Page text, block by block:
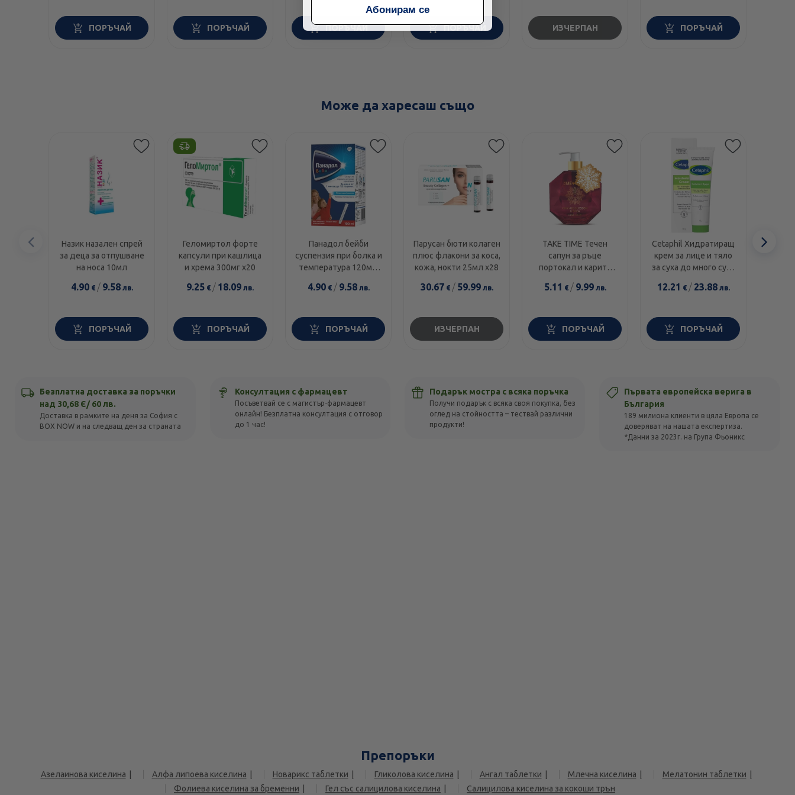
ПОРЪЧАЙ ПОРЪЧАЙ ПОРЪЧАЙ ПОРЪЧАЙ ИЗЧЕРПАН ПОРЪЧАЙ
Може да харесаш също
Назик назален спрей
за деца за отпушване
на носа 10мл
4.90€ / 9.58лв.
ПОРЪЧАЙ
Геломиртол форте
капсули при кашлица
и хрема 300мг х20
9.25 € / 18.09 лв.
ПОРЪЧАЙ
Панадол бейби
суспензия при болка и
температура 120мг/
4.90€ / 9.58лв.
ПОРЪЧАЙ
Парусан бюти колаген
плюс флакони за коса,
кожа, нокти 25мл х28
30.67 € / 59.99лв.
ИЗЧЕРПАН
TAKE TIME Течен
сапун за ръце
портокал и карите
5.11 € / 9.99лв.
ПОРЪЧАЙ
Cetaphil Хидратиращ
крем за лице и тяло
за суха до много суха
100г
12.21 € / 23.88лв.
ПОРЪЧАЙ
Предишен
елемент
Безплатна доставка за поръчки
над 30,68 Є/ 60 лв.
Доставка в рамките на деня за София с
BOX NOW и на следващ ден за страната
Консултация с фармацевт
Посъветвай се с магистър-фармацевт
онлайн! Безплатна консултация с отговор
до 1 час!
Подарък мостра с всяка поръчка
Получи подарък с всяка своя покупка, без
оглед на стойността – тествай различни
продукти!
Първата европейска верига в
България
189 милиона клиенти в цяла Европа се
доверяват на нашата експертиза.
*Данни за 2023г. на Група Фьоникс
Препоръки
Азелаинова киселина Алфа липоева киселина Новарикс таблетки Гликолова киселина Ангал таблетки Млечна киселина
Мелатонин таблетки
Фолиева киселина за бременни
Гел със салицилова киселина Салицилова киселина за кокоши трън
Абонирам се